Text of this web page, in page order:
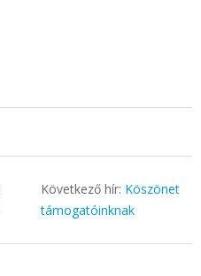
Következő hír: Köszönet
támogatóinknak